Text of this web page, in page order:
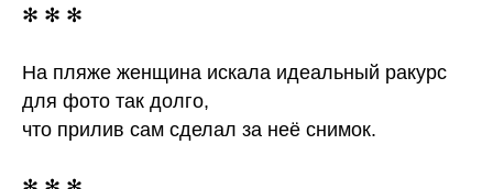
✻ ✻ ✻
На пляже женщина искала идеальный ракурс
для фото так долго,
что прилив сам сделал за неё снимок.